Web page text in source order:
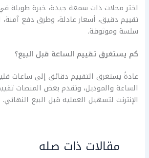
اختر محلات ذات سمعة جيدة، خبرة طويلة
تقييم دقيق، أسعار عادلة، وطرق دفع آمنة،
سلسة وموثوقة.
كم يستغرق تقييم الساعة قبل البيع؟
عادةً يستغرق التقييم دقائق إلى ساعات
الساعة والموديل، وتقدم بعض المنصات
الإنترنت لتسهيل العملية قبل البيع النهائي.
مقالات ذات صله